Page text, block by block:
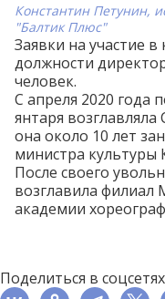
Константин Петунин,
"Балтик Плюс"
Заявки на участие
должности
человек.
С апреля 2020 года
янтаря
она около 10 лет
министра культуры
После своего
возглавила филиал
академии
Поделиться в соцсетях